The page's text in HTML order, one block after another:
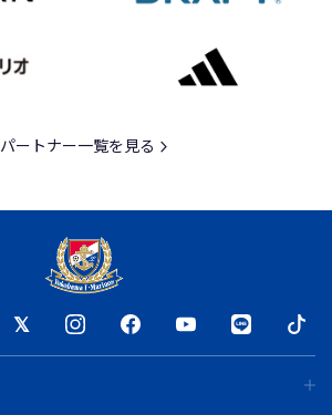
パートナー一覧を見る